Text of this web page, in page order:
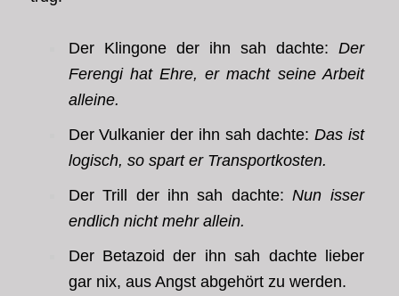
Der Klingone der ihn sah dachte: Der
Ferengi hat Ehre, er macht seine Arbeit
alleine.
Der Vulkanier der ihn sah dachte: Das ist
logisch, so spart er Transportkosten.
Der Trill der ihn sah dachte: Nun isser
endlich nicht mehr allein.
Der Betazoid der ihn sah dachte lieber
gar nix, aus Angst abgehört zu werden.